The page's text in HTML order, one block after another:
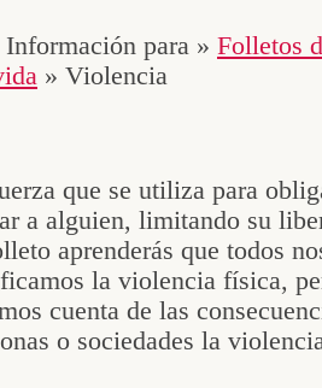
Información para » Folletos
» Violencia
que se utiliza para
a alguien, limitando su
aprenderás que todos
la violencia física,
cuenta de las
o sociedades la